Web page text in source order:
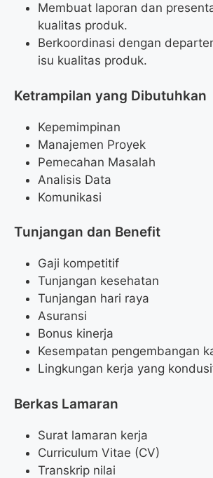
Membuat laporan dan
kualitas produk.
Berkoordinasi dengan
isu kualitas produk.
Ketrampilan yang Dibutuhkan
Kepemimpinan
Manajemen Proyek
Pemecahan Masalah
Analisis Data
Komunikasi
Tunjangan dan Benefit
Gaji kompetitif
Tunjangan kesehatan
Tunjangan hari raya
Asuransi
Bonus kinerja
Kesempatan pengembangan
Lingkungan kerja yang
Berkas Lamaran
Surat lamaran kerja
Curriculum Vitae (CV)
Transkrip nilai